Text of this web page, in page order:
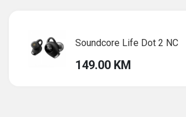
Soundcore Life Dot 2 NC
149.00 KM